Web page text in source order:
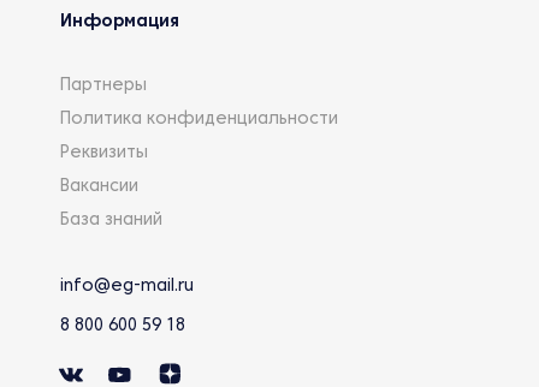
Информация
Партнеры
Политика конфиденциальности
Реквизиты
Вакансии
База знаний
info@eg-mail.ru
8 800 600 59 18